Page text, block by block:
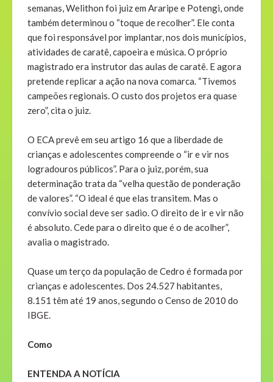
semanas, Welithon foi juiz em Araripe e Potengi, onde
também determinou o “toque de recolher”. Ele conta
que foi responsável por implantar, nos dois municípios,
atividades de caratê, capoeira e música. O próprio
magistrado era instrutor das aulas de caratê. E agora
pretende replicar a ação na nova comarca. “Tivemos
campeões regionais. O custo dos projetos era quase
zero”, cita o juiz.
O ECA prevê em seu artigo 16 que a liberdade de
crianças e adolescentes compreende o “ir e vir nos
logradouros públicos”. Para o juiz, porém, sua
determinação trata da “velha questão de ponderação
de valores”. “O ideal é que elas transitem. Mas o
convívio social deve ser sadio. O direito de ir e vir não
é absoluto. Cede para o direito que é o de acolher”,
avalia o magistrado.
Quase um terço da população de Cedro é formada por
crianças e adolescentes. Dos 24.527 habitantes,
8.151 têm até 19 anos, segundo o Censo de 2010 do
IBGE.
Como
ENTENDA A NOTÍCIA